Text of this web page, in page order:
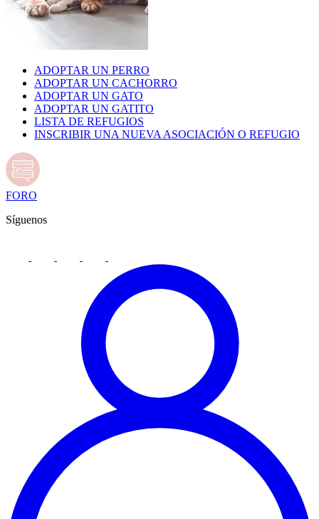
ADOPTAR UN PERRO
ADOPTAR UN CACHORRO
ADOPTAR UN GATO
ADOPTAR UN GATITO
LISTA DE REFUGIOS
INSCRIBIR UNA NUEVA ASOCIACIÓN O REFUGIO
FORO
Síguenos